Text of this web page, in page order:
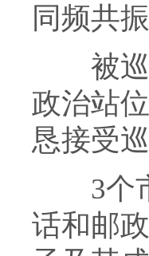
同频共
被巡
政治站
恳接受
3个市
话和邮